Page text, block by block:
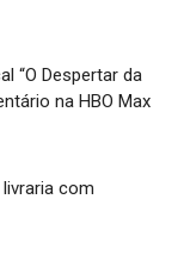
“O Despertar da
na HBO Max
com